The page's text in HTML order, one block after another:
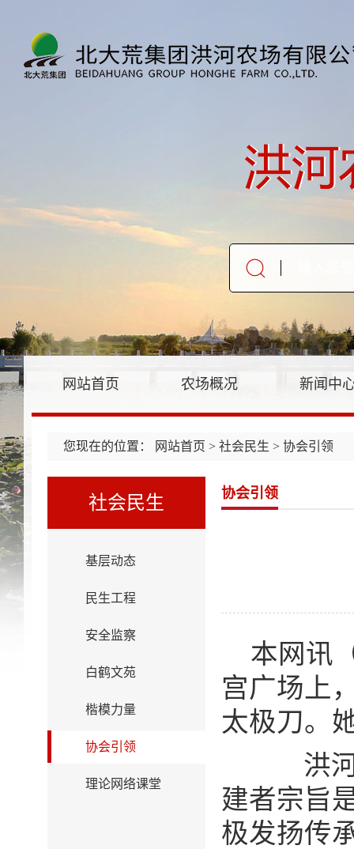
网站首页 农场概况 新闻中
您现在的位置： 网站首页 > 社会民生 > 协会引领
社会民生
基层动态
民生工程
安全监察
白鹤文苑
楷模力量
协会引领
理论网络课堂
协会引领
本网讯
宫广场上
太极刀。
洪
建者宗旨
极发扬传